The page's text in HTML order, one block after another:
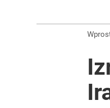
TVN zmieni
Wrze po roku